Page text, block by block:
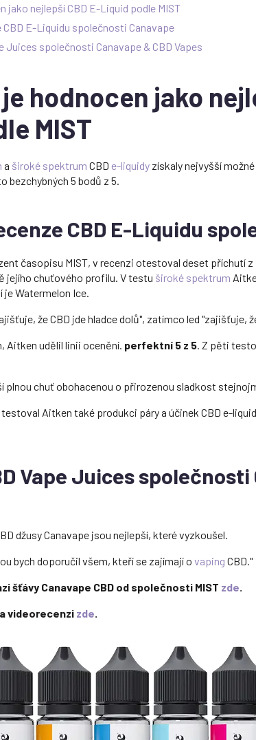
jako nejlepší CBD E-Liquid podle MIST
CBD E-Liquidu společnosti Canavape
Juices společnosti Canavape & CBD Vapes
hodnocen jako
MIST
a široké spektrum CBD e-liquidy získaly nejvyšší
bezchybných 5 bodů z 5.
CBD E-Liquidu
časopisu MIST, v recenzi otestoval deset příchutí z
jejího chuťového profilu. V testu široké spektrum
Watermelon Ice.
že CBD jde hladce dolů", zatímco led "zajišťuje,
Aitken udělil linii ocenění. perfektní 5 z 5 . Z pěti
plnou chuť obohacenou o přirozenou sladkost
Aitken také produkci páry a účinek CBD e-
Vape Juices společnosti
džusy Canavape jsou nejlepší, které vyzkoušel.
bych doporučil všem, kteří se zajímají o vaping CBD."
šťávy Canavape CBD od společnosti MIST zde
videorecenzi zde